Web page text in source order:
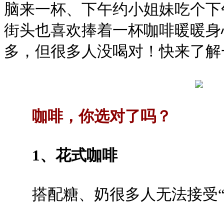
脑来一杯、下午约小姐妹吃个
街头也喜欢捧着一杯咖啡暖暖
多，但很多人没喝对！快来了
咖啡，你选对了吗？
1、花式咖啡
搭配糖、奶很多人无法接受“